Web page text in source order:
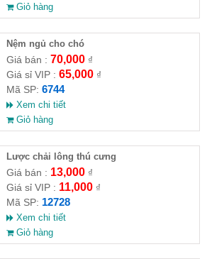
Giỏ hàng
Nệm ngủ cho chó
Giá bán : 70,000₫
Giá sỉ VIP : 65,000₫
Mã SP: 6744
Xem chi tiết
Giỏ hàng
Lược chải lông thú cưng
Giá bán : 13,000₫
Giá sỉ VIP : 11,000₫
Mã SP: 12728
Xem chi tiết
Giỏ hàng